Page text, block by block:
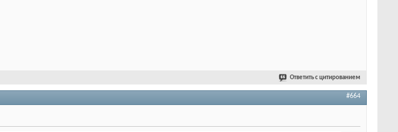
Ответить с цитированием
#664